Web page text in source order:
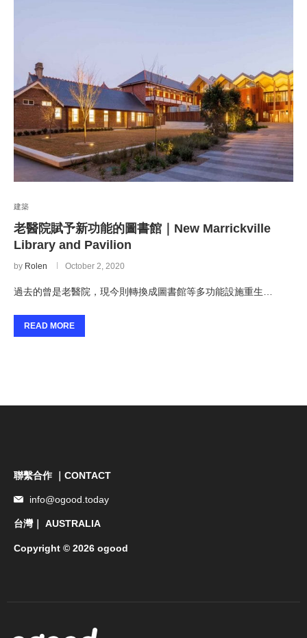
建築
老醫院賦予新功能的圖書館｜New Marrickville
Library and Pavilion
by Rolen October 2, 2020
過去的曾是老醫院，現今則轉換成圖書館等多功能設施重生…
READ MORE
聯繫合作 ｜CONTACT
info@ogood.today
台灣｜ AUSTRALIA
Copyright © 2026 ogood